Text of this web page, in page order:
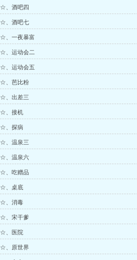
☆、酒吧四
☆、酒吧七
☆、一夜暴富
☆、运动会二
☆、运动会五
☆、芭比粉
☆、出差三
☆、接机
☆、探病
☆、温泉三
☆、温泉六
☆、吃赠品
☆、桌底
☆、消毒
☆、宋干爹
☆、医院
☆、原世界